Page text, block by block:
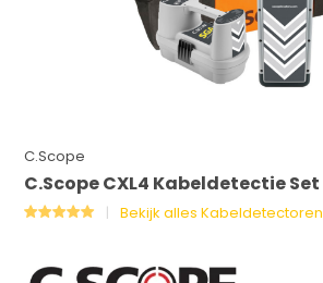
C.Scope
C.Scope CXL4 Kabeldetectie Set
Bekijk alles Kabeldetectoren